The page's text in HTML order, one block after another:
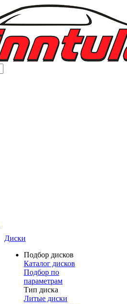
Диски
Подбор дисков
Каталог дисков
Подбор по
параметрам
Тип диска
Литые диски